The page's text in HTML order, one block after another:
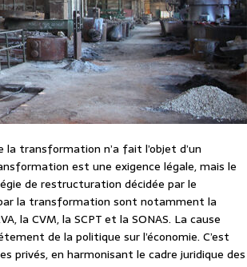
la transformation n’a fait l’objet d’un
est une exigence légale, mais le
de restructuration décidée par le
la transformation sont notamment la
la CVM, la SCPT et la SONAS. La cause
de la politique sur l’économie. C’est
privés, en harmonisant le cadre juridique des